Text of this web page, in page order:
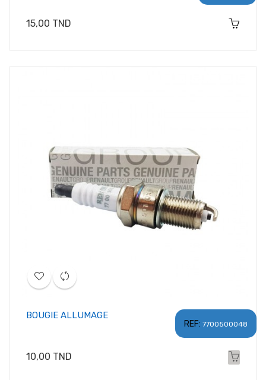
Prix
15,00 TND
REF: 7700500048
BOUGIE ALLUMAGE
Prix
10,00 TND